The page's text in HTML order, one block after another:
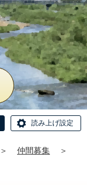
読み上げ設定
＞ 仲間募集
＞